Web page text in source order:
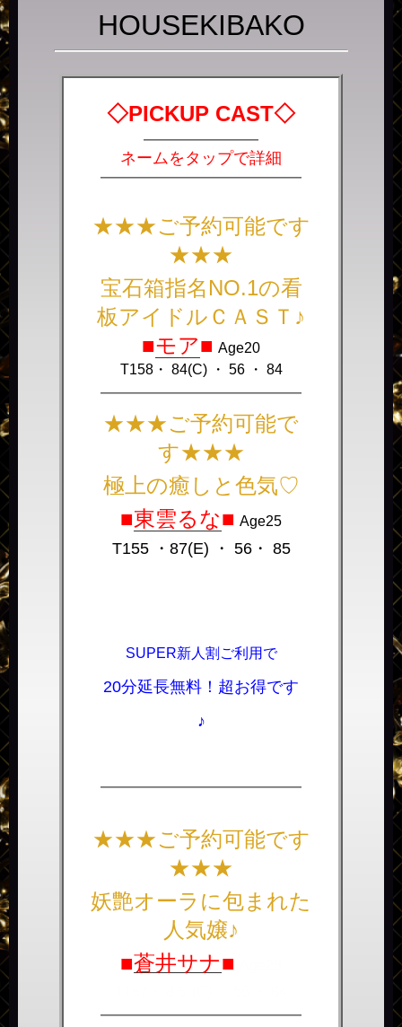
HOUSEKIBAKO
◇PICKUP CAST◇
――――――――
ネームをタップで詳細
――――――――――――――
★★★ご予約可能です
★★★
宝石箱指名NO.1の看
板アイドルＣＡＳＴ♪
■モア■ Age20
T158・ 84(C) ・ 56 ・ 84
――――――――――――――
★★★ご予約可能で
す★★★
極上の癒しと色気♡
■東雲るな■ Age25
T155 ・87(E) ・ 56・ 85
SUPER新人割ご利用で
20分延長無料！超お得です
♪
――――――――――――――
★★★ご予約可能です
★★★
妖艶オーラに包まれた
人気嬢♪
■蒼井サナ■
――――――――――――――